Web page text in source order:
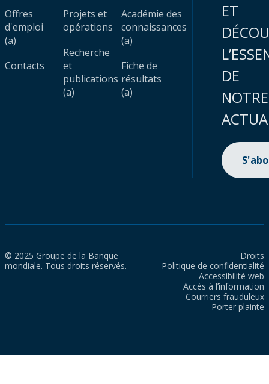
Offres
d'emploi
(a)
Contacts
Projets et
opérations
Recherche
et
publications
(a)
Académie des
connaissances
(a)
Fiche de
résultats
(a)
ET
DE
NOTRE
© 2025 Groupe de la Banque
mondiale. Tous droits réservés.
Droits
Politique de confidentialité
Accessibilité web
Accès à l’information
Courriers frauduleux
Porter plainte